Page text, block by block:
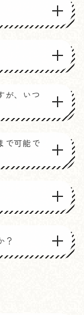
が、いつ
で可能で
？